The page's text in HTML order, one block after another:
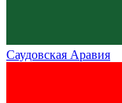
Саудовская Аравия